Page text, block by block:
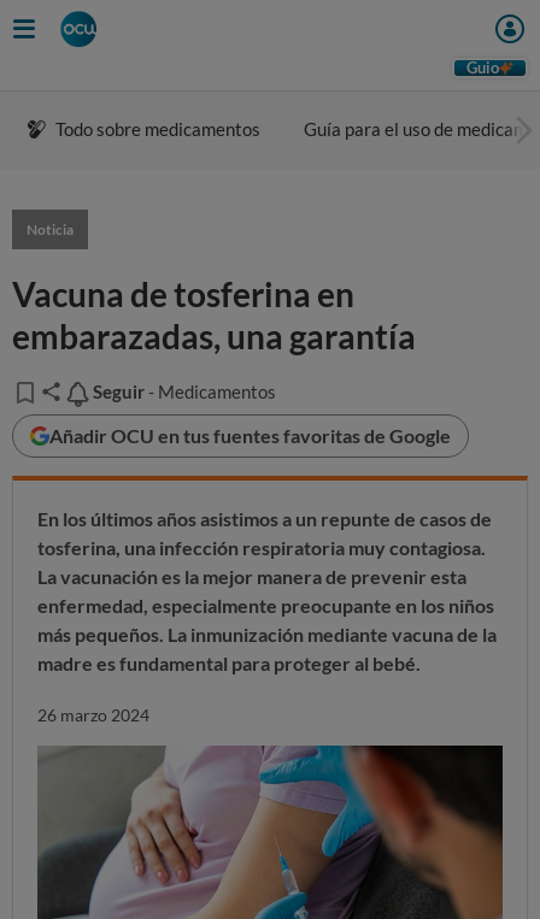
Guio
Todo sobre medicamentos Guía para el uso de
Noticia
Vacuna de tosferina en
embarazadas, una garantía
Seguir
Seguir - Medicamentos
Añadir OCU en tus fuentes favoritas de Google
En los últimos años asistimos a un repunte de casos de
tosferina, una infección respiratoria muy contagiosa.
La vacunación es la mejor manera de prevenir esta
enfermedad, especialmente preocupante en los niños
más pequeños. La inmunización mediante vacuna de la
madre es fundamental para proteger al bebé.
26 marzo 2024